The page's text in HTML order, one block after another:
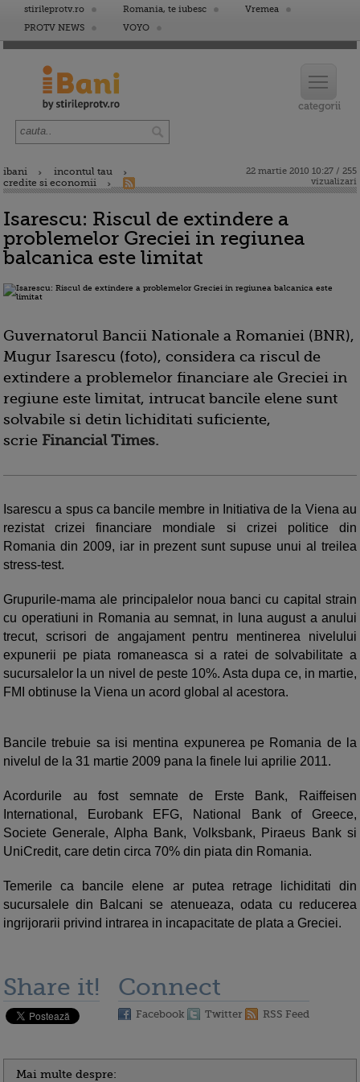
stirileprotv.ro Romania, te iubesc
Vremea
PROTV NEWS
VOYO
ibani
incontul tau
credite si economii
22 martie 2010 10:27 / 255
vizualizari
Isarescu: Riscul de extindere a
problemelor Greciei in regiunea
balcanica este limitat
Guvernatorul Bancii Nationale a Romaniei (BNR),
Mugur Isarescu (foto), considera ca riscul de
extindere a problemelor financiare ale Greciei in
regiune este limitat, intrucat bancile elene sunt
solvabile si detin lichiditati suficiente,
scrie Financial Times.
Isarescu a spus ca bancile membre in Initiativa de la Viena au
rezistat crizei financiare mondiale si crizei politice din
Romania din 2009, iar in prezent sunt supuse unui al treilea
stress-test.
Grupurile-mama ale principalelor noua banci cu capital strain
cu operatiuni in Romania au semnat, in luna august a anului
trecut, scrisori de angajament pentru mentinerea nivelului
expunerii pe piata romaneasca si a ratei de solvabilitate a
sucursalelor la un nivel de peste 10%. Asta dupa ce, in martie,
FMI obtinuse la Viena un acord global al acestora.
Bancile trebuie sa isi mentina expunerea pe Romania de la
nivelul de la 31 martie 2009 pana la finele lui aprilie 2011.
Acordurile au fost semnate de Erste Bank, Raiffeisen
International, Eurobank EFG, National Bank of Greece,
Societe Generale, Alpha Bank, Volksbank, Piraeus Bank si
UniCredit, care detin circa 70% din piata din Romania.
Temerile ca bancile elene ar putea retrage lichiditati din
sucursalele din Balcani se atenueaza, odata cu reducerea
ingrijorarii privind intrarea in incapacitate de plata a Greciei.
Share it! Connect
Facebook Twitter RSS Feed
Mai multe despre: